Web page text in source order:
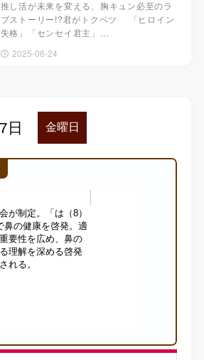
推し活が未来を変える、胸キュン必至のラ
ブストーリー!?君がトクベツ 「ヒロイン
失格」「センセイ君主」…
2025-06-24